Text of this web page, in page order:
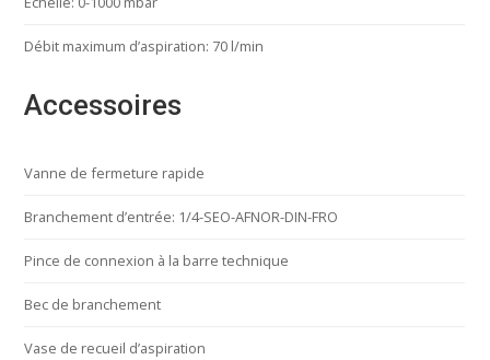
Débit maximum d’aspiration: 70 l/min
Accessoires
Vanne de fermeture rapide
Branchement d’entrée: 1/4-SEO-AFNOR-DIN-FRO
Pince de connexion à la barre technique
Bec de branchement
Vase de recueil d’aspiration